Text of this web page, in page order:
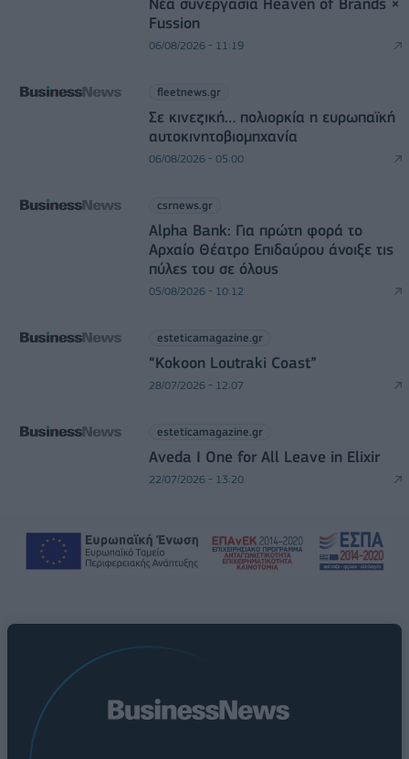
Fussion
06/08/2026 - 11:19
fleetnews.gr
Σε κινεζική… πολιορκία η ευρωπαϊκή
αυτοκινητοβιομηχανία
06/08/2026 - 05:00
csrnews.gr
Alpha Bank: Για πρώτη φορά το
Αρχαίο Θέατρο Επιδαύρου άνοιξε τις
πύλες του σε όλους
05/08/2026 - 10:12
esteticamagazine.gr
“Kokoon Loutraki Coast”
28/07/2026 - 12:07
esteticamagazine.gr
Aveda I One for All Leave in Elixir
22/07/2026 - 13:20